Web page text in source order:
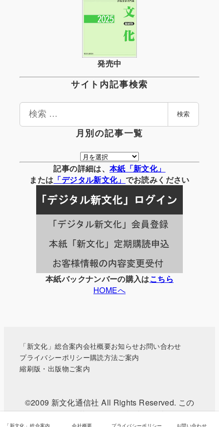
発売中
サイト内記事検索
検
検索
月別の記事一覧
月
別
の
事
一
覧
記事の詳細は、 本紙「新文化」
または 「デジタル新文化」 でお読みください
本紙バックナンバーの購入はこちら
HOMEへ
「新文化」総合案内会社概要お知らせお問い合わせ
プライバシーポリシー購読方法ご案内
縮刷版・出版物ご案内
©2009 新文化通信社 All Rights Reserved. この
WEBサイトに掲載されている記事・写真などの無
「新文化」総合案内 会社概要 プライバシーポリシー お問い合わせ